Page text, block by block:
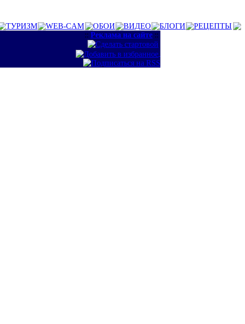
ТУРИЗМ WEB-CAM ОБОИ ВИДЕО БЛОГИ
РЕЦЕПТЫ
:: Реклама на сайте ::